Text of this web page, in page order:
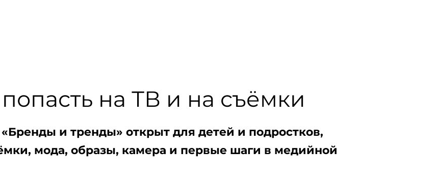
на ТВ и на съёмки
и тренды» открыт для детей и подростков,
мода, образы, камера и первые шаги в медийной